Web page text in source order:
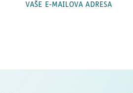
VAŠE E-MAILOVA ADRESA